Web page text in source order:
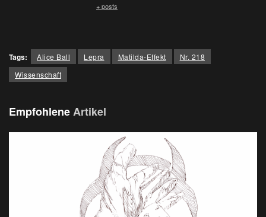
+ posts
Tags: Alice Ball Lepra Matilda-Effekt
Nr. 218
Wissenschaft
EmpfohleneArtikel